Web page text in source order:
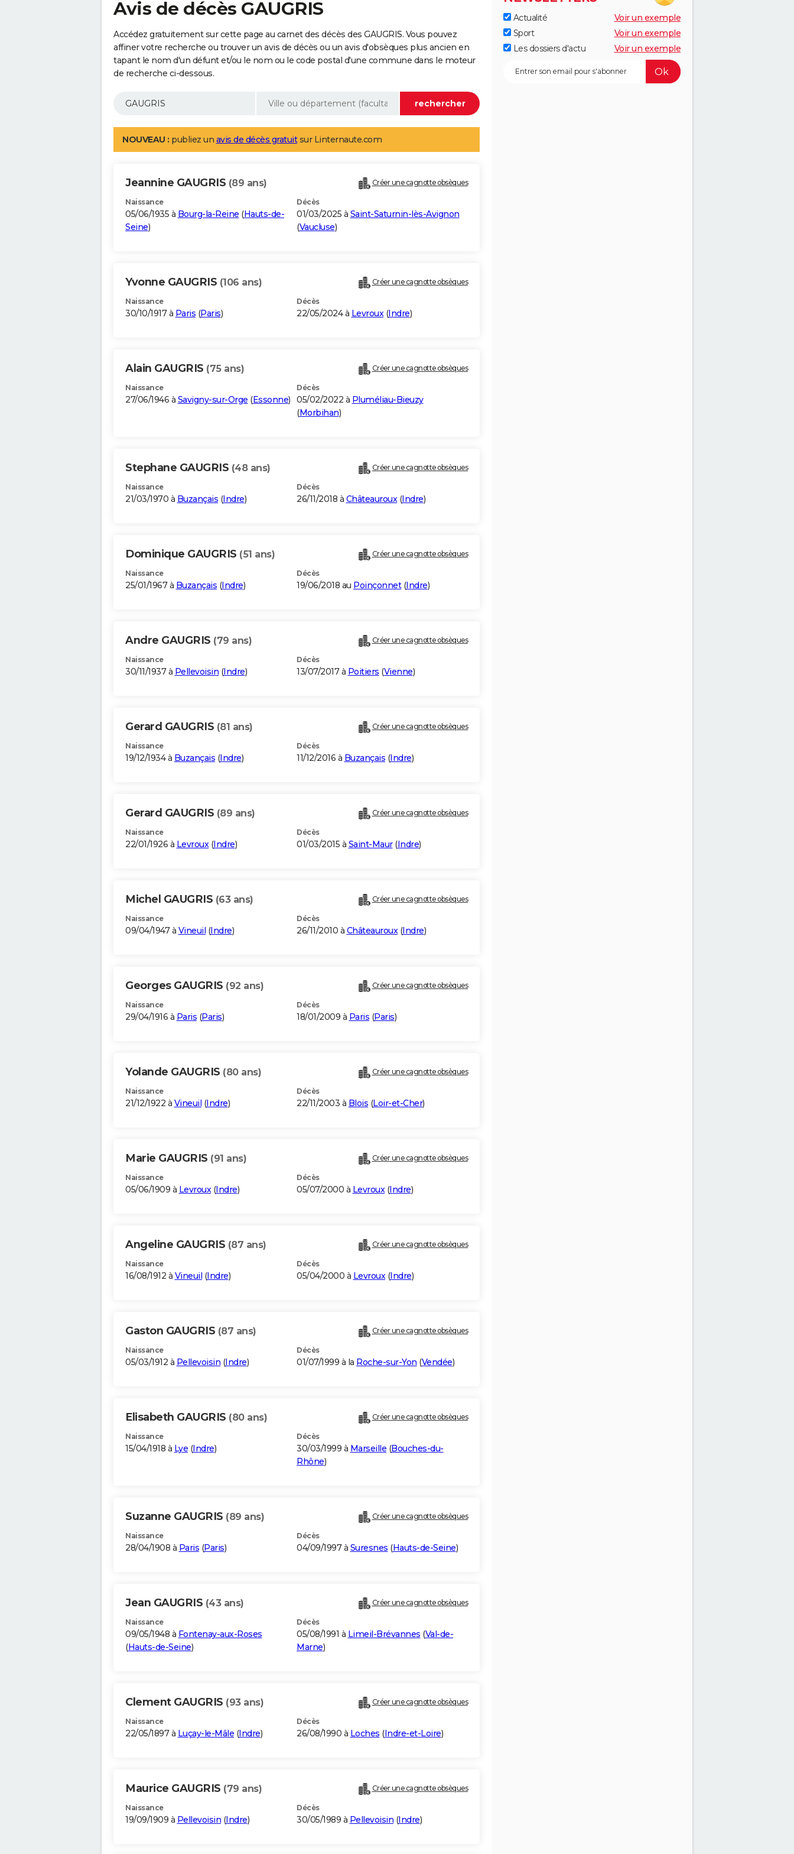
Avis de décès GAUGRIS
Accédez gratuitement sur cette page au carnet des décès des GAUGRIS. Vous pouvez
affiner votre recherche ou trouver un avis de décès ou un avis d'obsèques plus ancien en
tapant le nom d'un défunt et/ou le nom ou le code postal d'une commune dans le moteur
de recherche ci-dessous.
NOUVEAU : publiez un avis de décès gratuitsur Linternaute.com
Jeannine GAUGRIS (89 ans) Créer une cagnotte obsèques
Naissance
05/06/1935 à Bourg-la-Reine (Hauts-de-
Seine)
Décès
01/03/2025 à Saint-Saturnin-lès-Avignon
(Vaucluse)
Yvonne GAUGRIS (106 ans) Créer une cagnotte obsèques
Naissance
30/10/1917 à Paris (Paris)
Décès
22/05/2024 à Levroux(Indre)
Alain GAUGRIS (75 ans) Créer une cagnotte obsèques
Naissance
27/06/1946 à Savigny-sur-Orge (Essonne)
Décès
05/02/2022 à Pluméliau-Bieuzy
(Morbihan)
Stephane GAUGRIS (48 ans) Créer une cagnotte obsèques
Naissance
21/03/1970 à Buzançais (Indre)
Décès
26/11/2018 à Châteauroux(Indre)
Dominique GAUGRIS (51 ans) Créer une cagnotte obsèques
Naissance
25/01/1967 à Buzançais (Indre)
Décès
19/06/2018 au Poinçonnet(Indre)
Andre GAUGRIS (79 ans) Créer une cagnotte obsèques
Naissance
30/11/1937 à Pellevoisin (Indre)
Décès
13/07/2017 à Poitiers (Vienne)
Gerard GAUGRIS (81 ans) Créer une cagnotte obsèques
Naissance
19/12/1934 à Buzançais (Indre)
Décès
11/12/2016 à Buzançais (Indre)
Gerard GAUGRIS (89 ans) Créer une cagnotte obsèques
Naissance
22/01/1926 à Levroux(Indre)
Décès
01/03/2015 à Saint-Maur(Indre)
Michel GAUGRIS (63 ans) Créer une cagnotte obsèques
Naissance
09/04/1947 à Vineuil (Indre)
Décès
26/11/2010 à Châteauroux(Indre)
Georges GAUGRIS (92 ans) Créer une cagnotte obsèques
Naissance
29/04/1916 à Paris (Paris)
Décès
18/01/2009 à Paris (Paris)
Yolande GAUGRIS (80 ans) Créer une cagnotte obsèques
Naissance
21/12/1922 à Vineuil (Indre)
Décès
22/11/2003 à Blois (Loir-et-Cher)
Marie GAUGRIS (91 ans) Créer une cagnotte obsèques
Naissance
05/06/1909 à Levroux(Indre)
Décès
05/07/2000 à Levroux(Indre)
Angeline GAUGRIS (87 ans) Créer une cagnotte obsèques
Naissance
16/08/1912 à Vineuil (Indre)
Décès
05/04/2000 à Levroux(Indre)
Gaston GAUGRIS (87 ans) Créer une cagnotte obsèques
Naissance
05/03/1912 à Pellevoisin (Indre)
Décès
01/07/1999 à la Roche-sur-Yon (Vendée)
Elisabeth GAUGRIS (80 ans) Créer une cagnotte obsèques
Naissance
15/04/1918 à Lye (Indre)
Décès
30/03/1999 à Marseille (Bouches-du-
Rhône)
Suzanne GAUGRIS (89 ans) Créer une cagnotte obsèques
Naissance
28/04/1908 à Paris (Paris)
Décès
04/09/1997 à Suresnes (Hauts-de-Seine)
Jean GAUGRIS (43 ans) Créer une cagnotte obsèques
Naissance
09/05/1948 à Fontenay-aux-Roses
(Hauts-de-Seine)
Décès
05/08/1991 à Limeil-Brévannes (Val-de-
Marne)
Clement GAUGRIS (93 ans) Créer une cagnotte obsèques
Naissance
22/05/1897 à Luçay-le-Mâle (Indre)
Décès
26/08/1990 à Loches (Indre-et-Loire)
Maurice GAUGRIS (79 ans) Créer une cagnotte obsèques
Naissance
19/09/1909 à Pellevoisin (Indre)
Décès
30/05/1989 à Pellevoisin (Indre)
Actualité
Voir un exemple
Sport
Voir un exemple
Les dossiers d'actu
Voir un exemple